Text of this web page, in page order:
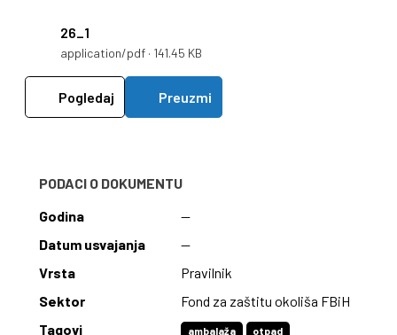
26_1
application/pdf · 141.45 KB
Pogledaj Preuzmi
PODACI O DOKUMENTU
Godina
—
Datum usvajanja
—
Vrsta
Pravilnik
Sektor
Fond za zaštitu okoliša FBiH
Tagovi
ambalaža otpad